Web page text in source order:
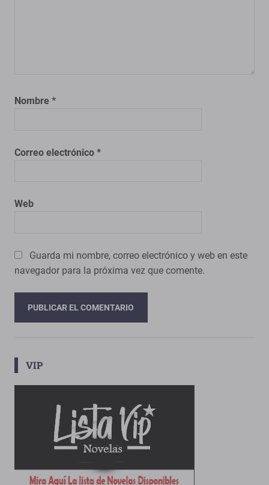
Nombre *
Correo electrónico *
Web
Guarda mi nombre, correo electrónico y web en este
navegador para la próxima vez que comente.
VIP